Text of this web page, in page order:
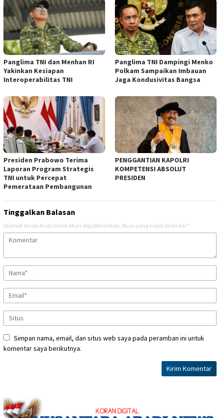
Panglima TNI dan Menhan RI
Yakinkan Kesiapan
Interoperabilitas TNI
Panglima TNI Dampingi Menko
Polkam Sampaikan Imbauan
Jaga Kondusivitas Bangsa
Presiden Prabowo Terima
Laporan Program Strategis
TNI untuk Percepat
Pemerataan Pembangunan
PENGGANTIAN KAPOLRI
KOMPETENSI ABSOLUT
PRESIDEN
Tinggalkan Balasan
Alamat email Anda tidak akan dipublikasikan. Ruas yang wajib ditandai *
Simpan nama, email, dan situs web saya pada peramban ini untuk
komentar saya berikutnya.